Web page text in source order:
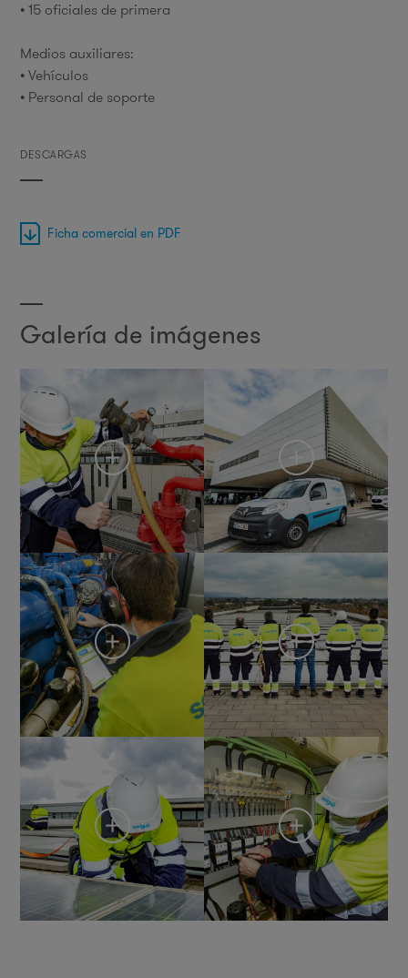
• 15 oficiales de primera
Medios auxiliares:
• Vehículos
• Personal de soporte
DESCARGAS
Ficha comercial en PDF
Galería de imágenes